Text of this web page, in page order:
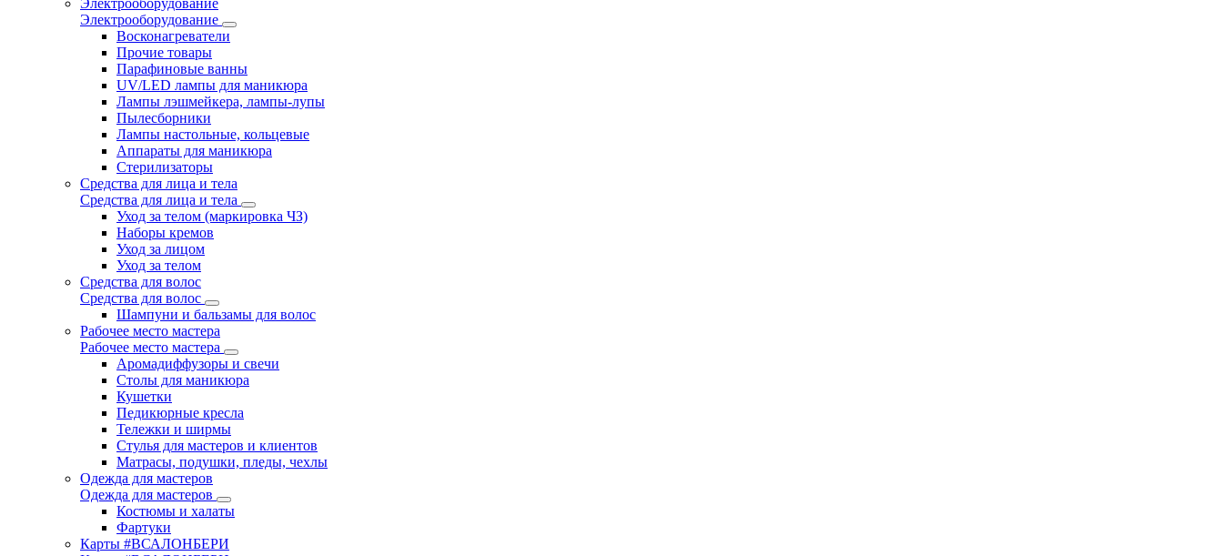
Электрооборудование
Электрооборудование
Восконагреватели
Прочие товары
Парафиновые ванны
UV/LED лампы для маникюра
Лампы лэшмейкера, лампы-лупы
Пылесборники
Лампы настольные, кольцевые
Аппараты для маникюра
Стерилизаторы
Средства для лица и тела
Средства для лица и тела
Уход за телом (маркировка ЧЗ)
Наборы кремов
Уход за лицом
Уход за телом
Средства для волос
Средства для волос
Шампуни и бальзамы для волос
Рабочее место мастера
Рабочее место мастера
Аромадиффузоры и свечи
Столы для маникюра
Кушетки
Педикюрные кресла
Тележки и ширмы
Стулья для мастеров и клиентов
Матрасы, подушки, пледы, чехлы
Одежда для мастеров
Одежда для мастеров
Костюмы и халаты
Фартуки
Карты #ВСАЛОНБЕРИ